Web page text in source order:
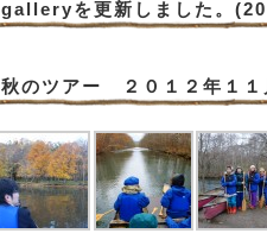
galleryを更新しました。
秋のツアー ２０１２年１